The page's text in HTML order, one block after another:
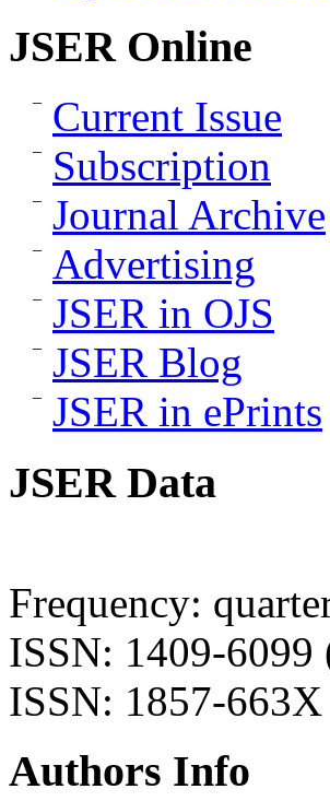
JSER Online
Current Issue
Subscription
Journal Archive
Advertising
JSER in OJS
JSER Blog
JSER in ePrints
JSER Data
Frequency:
ISSN: 1409-6099
ISSN: 1857-
Authors Info